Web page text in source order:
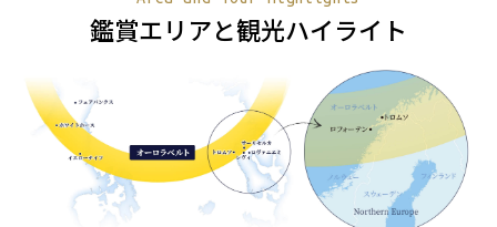
鑑賞エリアと観光ハイライト